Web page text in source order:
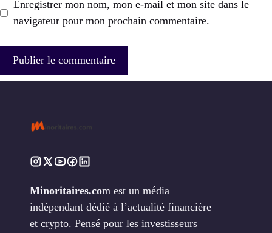
Enregistrer mon nom, mon e-mail et mon site dans le
navigateur pour mon prochain commentaire.
Minoritaires.com est un média
indépendant dédié à l’actualité financière
et crypto. Pensé pour les investisseurs